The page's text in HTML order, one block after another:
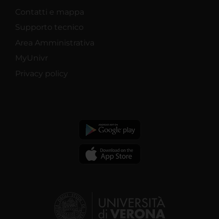
Contatti e mappa
Supporto tecnico
Area Amministrativa
MyUnivr
Privacy policy